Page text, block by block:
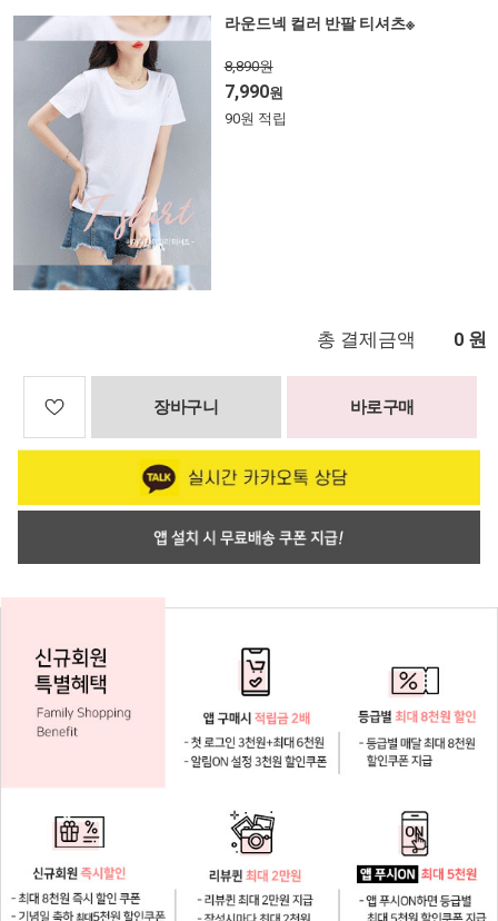
라운드넥 컬러 반팔 티셔츠※
8,890원
7,990원
90원 적립
총 결제금액 0 원
장바구니 바로구매